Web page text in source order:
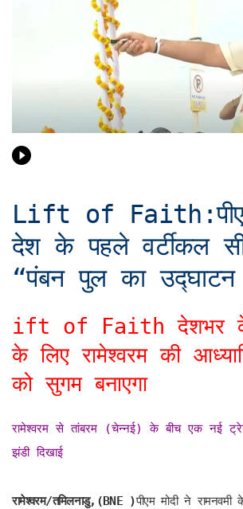
Lift of
देश के पहले वर्टीकल
“पंबन पुल का उद्घाटन
ift of Faith देशभर के
के लिए रामेश्वरम की
को सुगम बनाएगा
रामेश्वरम से तांबरम (चेन्नई) के बीच एक नई
झंडी दिखाई
रामेश्वरम/तमिलनाडु,(BNE )पीएम मोदी ने